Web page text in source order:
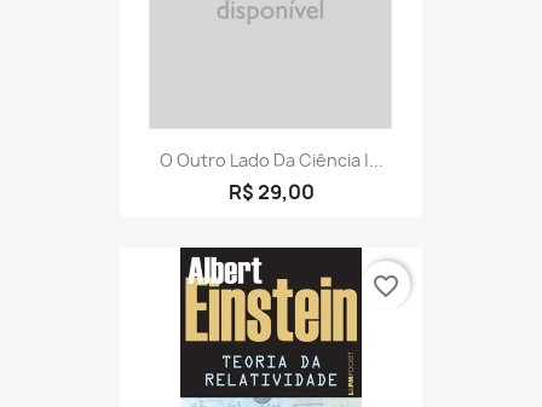
O Outro Lado Da Ciência |...
R$ 29,00
favorite_border